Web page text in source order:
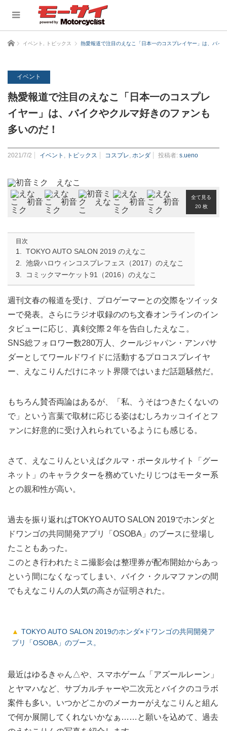
ホーム イベント トピックス 熱愛報道で注目のえなこ「日本一のコスプレイヤー」は、バイ
イベント
熱愛報道で注目のえなこ「日本一のコスプレ
イヤー」は、バイクやクルマ好きのファンも
多いのだ！
2021/7/2 イベント トピックス コスプレ ホンダ 投稿者: s.ueno
全て見る
20 枚
目次
TOKYO AUTO SALON 2019 のえなこ
池袋ハロウィンコスプレフェス（2017）のえなこ
コミックマーケット91（2016）のえなこ
週刊文春の報道を受け、プロゲーマーとの交際をツイッタ
ーで発表。さらにラジオ収録ののち文春オンラインのイン
タビューに応じ、真剣交際２年を告白したえなこ。
SNS総フォロワー数280万人、クールジャパン・アンバサ
ダーとしてワールドワイドに活動するプロコスプレイヤ
ー、えなこりんだけにネット界隈ではいまだ話題騒然だ。
もちろん賛否両論はあるが、「私、うそはつきたくないの
で」という言葉で取材に応じる姿はむしろカッコイイとフ
ァンに好意的に受け入れられているようにも感じる。
さて、えなこりんといえばクルマ・ポータルサイト「グー
ネット」のキャラクターを務めていたりじつはモーター系
との親和性が高い。
過去を振り返ればTOKYO AUTO SALON 2019でホンダと
ドワンゴの共同開発アプリ「OSOBA」のブースに登場し
たこともあった。
このとき行われたミニ撮影会は整理券が配布開始からあっ
という間になくなってしまい、バイク・クルマファンの間
でもえなこりんの人気の高さが証明された。
TOKYO AUTO SALON 2019のホンダ×ドワンゴの共同開発ア
プリ「OSOBA」のブース。
最近はゆるきゃん△や、スマホゲーム「アズールレーン」
とヤマハなど、サブカルチャーや二次元とバイクのコラボ
案件も多い。いつかどこかのメーカーがえなこりんと組ん
で何か展開してくれないかなぁ……と願いを込めて、過去